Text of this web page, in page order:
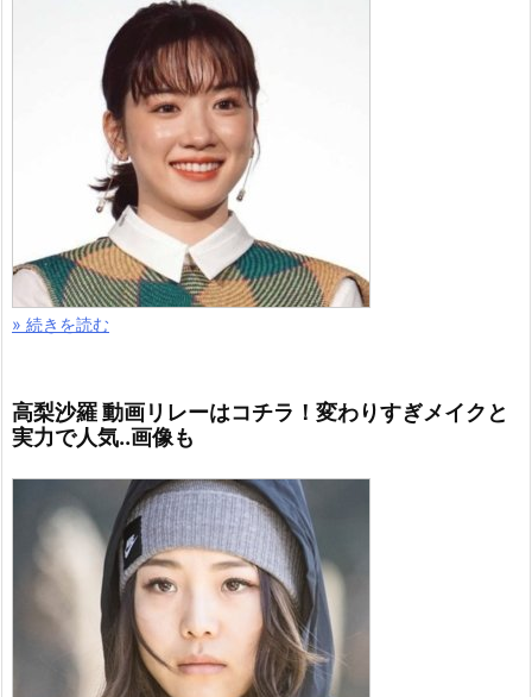
» 続きを読む
高梨沙羅 動画リレーはコチラ！変わりすぎメイクと
実力で人気..画像も